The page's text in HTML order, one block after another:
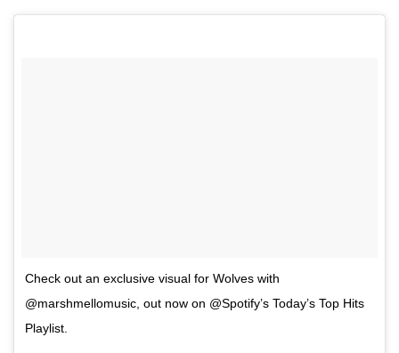
Check out an exclusive visual for Wolves with
@marshmellomusic, out now on @Spotify’s Today’s Top Hits
Playlist.